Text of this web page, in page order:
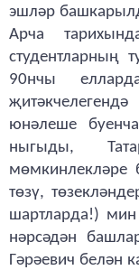
эшләр
Арча
студентларның
90нчы
юнәлеше
ныгыды,
төзү,
шартларда!)
нәрсәдән
Гәрәевич белән